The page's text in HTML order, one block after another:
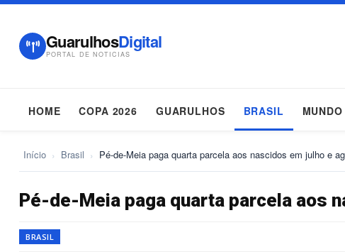
GuarulhosDigital
PORTAL DE NOTICIAS
HOME COPA 2026 GUARULHOS BRASIL MUNDO
Início › Brasil › Pé-de-Meia paga quarta parcela aos nascidos em julho e
Pé-de-Meia paga quarta parcela aos
BRASIL